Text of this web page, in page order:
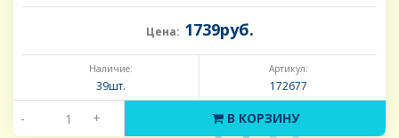
Цена: 1739руб.
Наличие:
39шт.
Артикул:
172677
- + В КОРЗИНУ